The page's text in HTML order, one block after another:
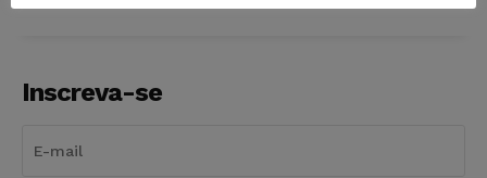
Inscreva-se